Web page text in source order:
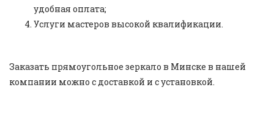
удобная оплата;
Услуги мастеров высокой квалификации.
Заказать прямоугольное зеркало в Минске в нашей
компании можно с доставкой и с установкой.